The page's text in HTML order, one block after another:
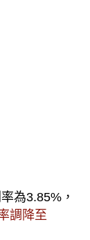
為3.85%，
調降至